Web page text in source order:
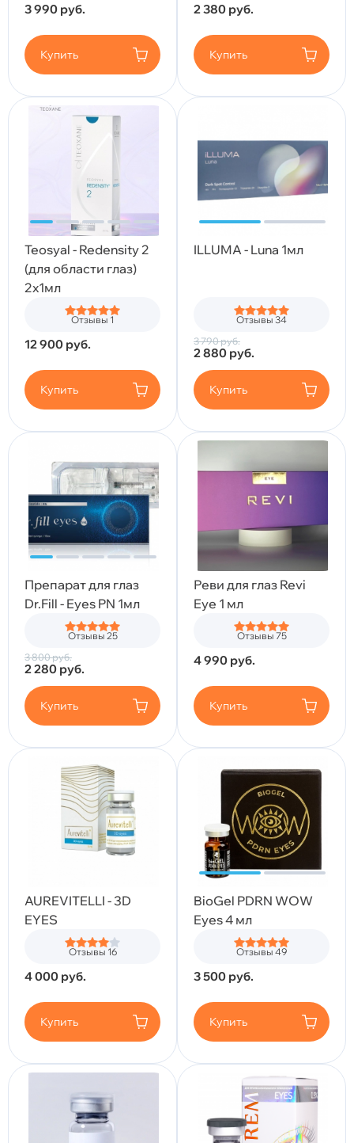
3 990 руб.
Купить
2 380 руб.
Купить
Teosyal - Redensity 2
(для области глаз)
2x1мл
Отзывы 1
12 900 руб.
Купить
ILLUMA - Luna 1мл
Отзывы 34
3 790руб.
2 880 руб.
Купить
Препарат для глаз
Dr.Fill - Eyes PN 1мл
Отзывы 25
3 800руб.
2 280 руб.
Купить
Реви для глаз Revi
Eye 1 мл
Отзывы 75
4 990 руб.
Купить
AUREVITELLI - 3D
EYES
Отзывы 16
4 000 руб.
Купить
BioGel PDRN WOW
Eyes 4 мл
Отзывы 49
3 500 руб.
Купить